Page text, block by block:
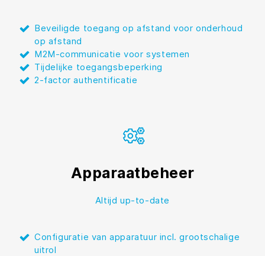
Beveiligde toegang op afstand voor onderhoud
op afstand
M2M-communicatie voor systemen
Tijdelijke toegangsbeperking
2-factor authentificatie
Apparaatbeheer
Altijd up-to-date
Configuratie van apparatuur incl. grootschalige
uitrol